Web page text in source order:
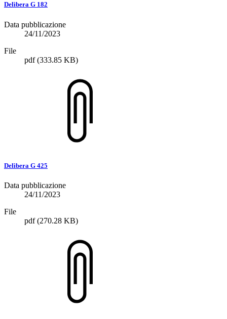
Delìbera G 182
Data pubblicazione
24/11/2023
File
pdf(333.85 KB)
Delìbera G 425
Data pubblicazione
24/11/2023
File
pdf(270.28 KB)